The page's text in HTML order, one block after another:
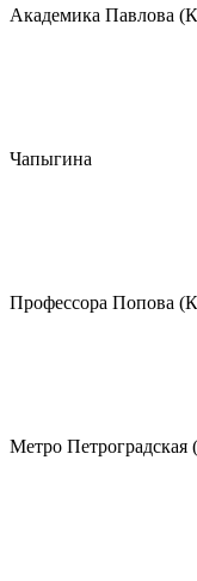
Академика Павлова
Чапыгина
Профессора Попова
Метро Петроградская